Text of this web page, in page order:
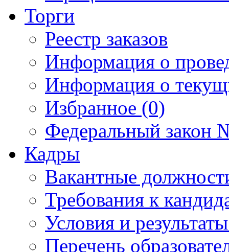
Торги
Реестр заказов
Информация о
Информация о
Избранное (0)
Федеральный закон
Кадры
Вакантные
Требования к
Условия и
Перечень